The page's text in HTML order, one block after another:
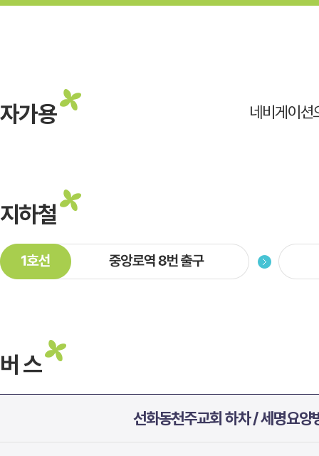
자가용 네비게이
지하철
버 스
선화동천주교회 하차 / 세명요양